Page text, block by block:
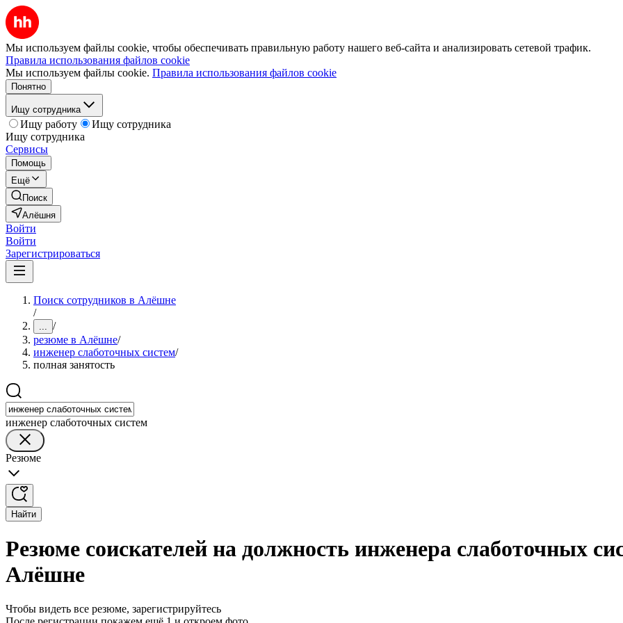
Мы используем файлы cookie, чтобы обеспечивать правильную работу нашего веб-сайта и анализировать сетевой трафик.
Правила использования файлов cookie
Мы используем файлы cookie. Правила использования файлов cookie
Понятно
Ищу сотрудника
Ищу работу
Ищу сотрудника
Ищу сотрудника
Сервисы
Помощь
Ещё
Поиск
Алёшня
Войти
Войти
Зарегистрироваться
Поиск сотрудников в Алёшне
/
... /
резюме в Алёшне/
инженер слаботочных систем/
полная занятость
инженер слаботочных систем
Резюме
Найти
Резюме соискателей на должность инженера слаботочных
Алёшне
Чтобы видеть все резюме, зарегистрируйтесь